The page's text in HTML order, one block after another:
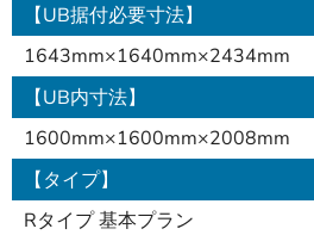
【UB据付必要寸法】
1643mm×1640mm×2434mm
【UB内寸法】
1600mm×1600mm×2008mm
【タイプ】
Rタイプ 基本プラン